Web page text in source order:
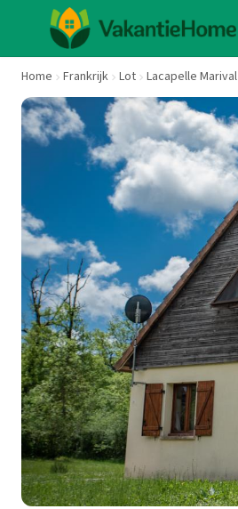
Home Frankrijk Lot Lacapelle Marival